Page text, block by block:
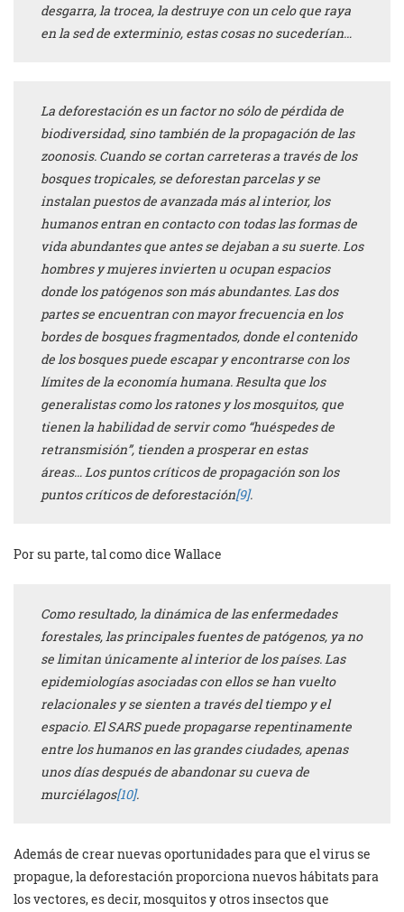
desgarra, la trocea, la destruye con un celo que raya
en la sed de exterminio, estas cosas no sucederían…
La deforestación es un factor no sólo de pérdida de
biodiversidad, sino también de la propagación de las
zoonosis. Cuando se cortan carreteras a través de los
bosques tropicales, se deforestan parcelas y se
instalan puestos de avanzada más al interior, los
humanos entran en contacto con todas las formas de
vida abundantes que antes se dejaban a su suerte. Los
hombres y mujeres invierten u ocupan espacios
donde los patógenos son más abundantes. Las dos
partes se encuentran con mayor frecuencia en los
bordes de bosques fragmentados, donde el contenido
de los bosques puede escapar y encontrarse con los
límites de la economía humana. Resulta que los
generalistas como los ratones y los mosquitos, que
tienen la habilidad de servir como “huéspedes de
retransmisión”, tienden a prosperar en estas
áreas… Los puntos críticos de propagación son los
puntos críticos de deforestación[9].
Por su parte, tal como dice Wallace
Como resultado, la dinámica de las enfermedades
forestales, las principales fuentes de patógenos, ya no
se limitan únicamente al interior de los países. Las
epidemiologías asociadas con ellos se han vuelto
relacionales y se sienten a través del tiempo y el
espacio. El SARS puede propagarse repentinamente
entre los humanos en las grandes ciudades, apenas
unos días después de abandonar su cueva de
murciélagos[10].
Además de crear nuevas oportunidades para que el virus se
propague, la deforestación proporciona nuevos hábitats para
los vectores, es decir, mosquitos y otros insectos que